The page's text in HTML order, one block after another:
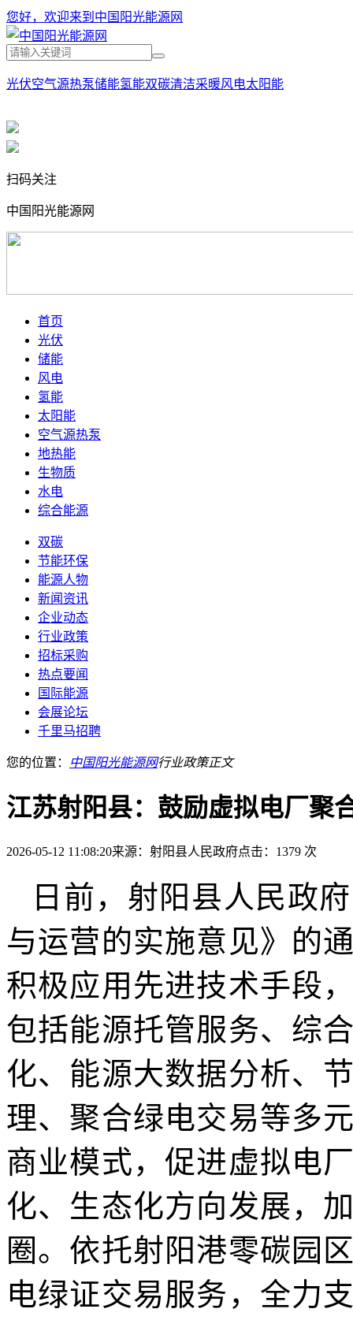
您好，欢迎来到中国阳光能源网
光伏空气源热泵储能氢能双碳清洁采暖风电太阳能
扫码关注
中国阳光能源网
首页
光伏
储能
风电
氢能
太阳能
空气源热泵
地热能
生物质
水电
综合能源
双碳
节能环保
能源人物
新闻资讯
企业动态
行业政策
招标采购
热点要闻
国际能源
会展论坛
千里马招聘
您的位置： 中国阳光能源网行业政策正文
江苏射阳县：鼓励虚拟电厂聚
2026-05-12 11:08:20来源：射阳县人民政府点击：1379 次
日前，射阳县人民政
与运营的实施意见》的
积极应用先进技术手段
包括能源托管服务、综
化、能源大数据分析、
理、聚合绿电交易等多
商业模式，促进虚拟电
化、生态化方向发展，
圈。依托射阳港零碳园
电绿证交易服务，全力